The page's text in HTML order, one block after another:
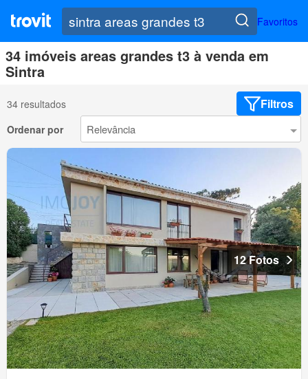
Favoritos
34 imóveis areas grandes t3 à venda em
Sintra
34 resultados Filtros
Ordenar por
12 Fotos